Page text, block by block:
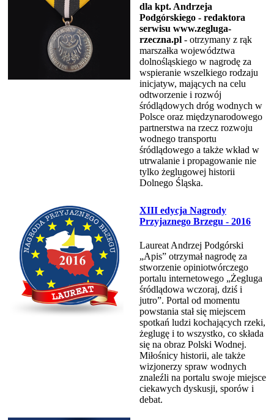
dla kpt. Andrzeja
Podgórskiego - redaktora
serwisu www.zegluga-
rzeczna.pl - otrzymany z rąk
marszałka województwa
dolnośląskiego w nagrodę za
wspieranie wszelkiego rodzaju
inicjatyw, mających na celu
odtworzenie i rozwój
śródlądowych dróg wodnych w
Polsce oraz międzynarodowego
partnerstwa na rzecz rozwoju
wodnego transportu
śródlądowego a także wkład w
utrwalanie i propagowanie nie
tylko żeglugowej historii
Dolnego Śląska.
XIII edycja Nagrody
Przyjaznego Brzegu - 2016
Laureat Andrzej Podgórski
„Apis” otrzymał nagrodę za
stworzenie opiniotwórczego
portalu internetowego „Żegluga
śródlądowa wczoraj, dziś i
jutro”. Portal od momentu
powstania stał się miejscem
spotkań ludzi kochających rzeki,
żeglugę i to wszystko, co składa
się na obraz Polski Wodnej.
Miłośnicy historii, ale także
wizjonerzy spraw wodnych
znaleźli na portalu swoje miejsce
ciekawych dyskusji, sporów i
debat.